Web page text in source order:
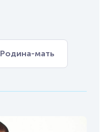
Родина-мать